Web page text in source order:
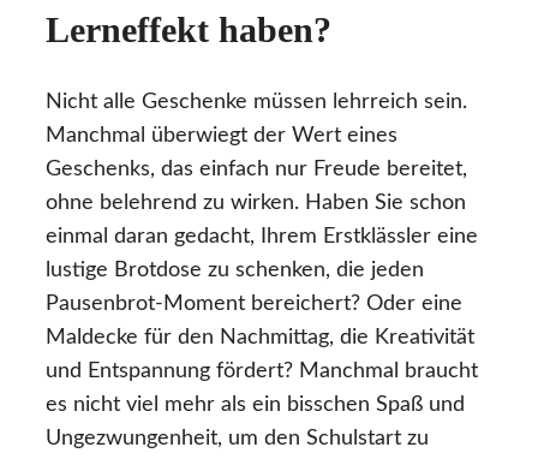
Lerneffekt haben?
Nicht alle Geschenke müssen lehrreich sein.
Manchmal überwiegt der Wert eines
Geschenks, das einfach nur Freude bereitet,
ohne belehrend zu wirken. Haben Sie schon
einmal daran gedacht, Ihrem Erstklässler eine
lustige Brotdose zu schenken, die jeden
Pausenbrot-Moment bereichert? Oder eine
Maldecke für den Nachmittag, die Kreativität
und Entspannung fördert? Manchmal braucht
es nicht viel mehr als ein bisschen Spaß und
Ungezwungenheit, um den Schulstart zu